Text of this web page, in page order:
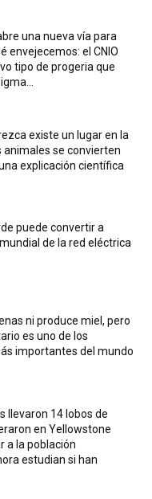
una nueva vía para
envejecemos: el CNIO
tipo de progeria que
existe un lugar en la
animales se convierten
explicación científica
puede convertir a
de la red eléctrica
ni produce miel, pero
es uno de los
importantes del mundo
llevaron 14 lobos de
en Yellowstone
a la población
estudian si han